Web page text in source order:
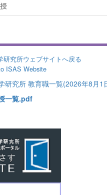
研究所ウェブサイトへ戻る
ISAS Website
研究所 教育職一覧(2026年8月1
一覧.pdf